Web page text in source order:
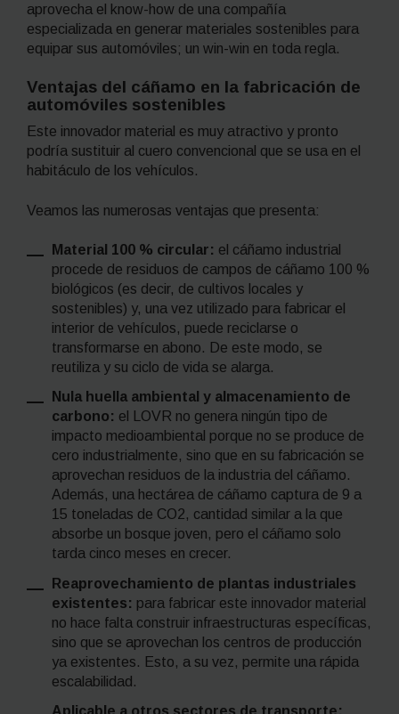
aprovecha el know-how de una compañía
especializada en generar materiales sostenibles para
equipar sus automóviles; un win-win en toda regla.
Ventajas del cáñamo en la fabricación de
automóviles sostenibles
Este innovador material es muy atractivo y pronto
podría sustituir al cuero convencional que se usa en el
habitáculo de los vehículos.
Veamos las numerosas ventajas que presenta:
Material 100 % circular: el cáñamo industrial
procede de residuos de campos de cáñamo 100 %
biológicos (es decir, de cultivos locales y
sostenibles) y, una vez utilizado para fabricar el
interior de vehículos, puede reciclarse o
transformarse en abono. De este modo, se
reutiliza y su ciclo de vida se alarga.
Nula huella ambiental y almacenamiento de
carbono: el LOVR no genera ningún tipo de
impacto medioambiental porque no se produce de
cero industrialmente, sino que en su fabricación se
aprovechan residuos de la industria del cáñamo.
Además, una hectárea de cáñamo captura de 9 a
15 toneladas de CO2, cantidad similar a la que
absorbe un bosque joven, pero el cáñamo solo
tarda cinco meses en crecer.
Reaprovechamiento de plantas industriales
existentes: para fabricar este innovador material
no hace falta construir infraestructuras específicas,
sino que se aprovechan los centros de producción
ya existentes. Esto, a su vez, permite una rápida
escalabilidad.
Aplicable a otros sectores de transporte: